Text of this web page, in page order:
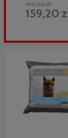
199,00 zł
159,20